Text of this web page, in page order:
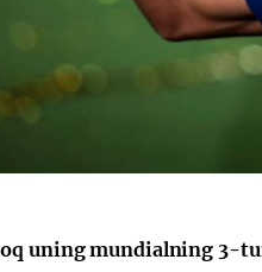
uning mundialning 3-